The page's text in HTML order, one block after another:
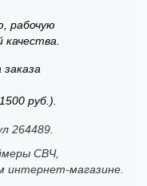
рабочую
руб.).
264489.
СВЧ,
интернет-магазине.